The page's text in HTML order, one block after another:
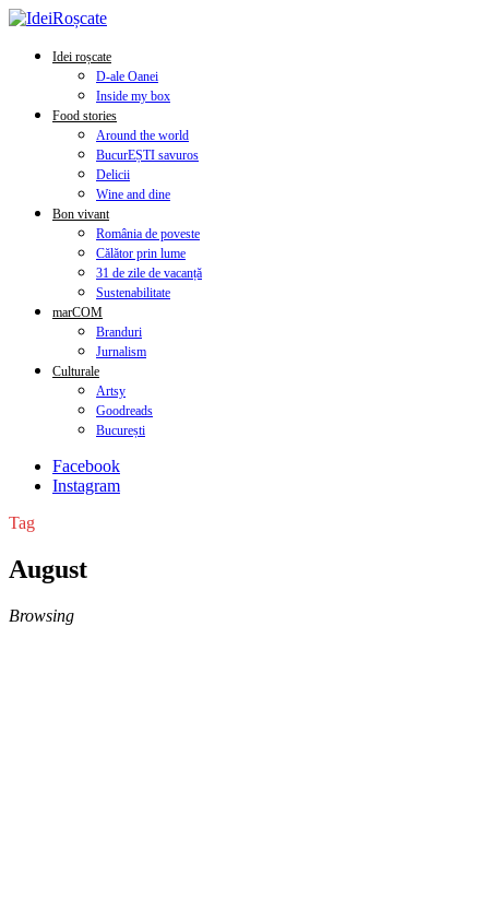
Idei roșcate
D-ale Oanei
Inside my box
Food stories
Around the world
BucurEȘTI savuros
Delicii
Wine and dine
Bon vivant
România de poveste
Călător prin lume
31 de zile de vacanță
Sustenabilitate
marCOM
Branduri
Jurnalism
Culturale
Artsy
Goodreads
București
Facebook
Instagram
Tag
August
Browsing